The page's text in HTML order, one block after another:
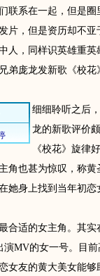
系在一起，但是圈
片，但是资历却不亚
人，同样识英雄重英
弟庞龙发新歌《校花
细细聆听之后
龙的新歌评价
《校花》旋律
角也甚为惊叹，称黄
她身上找到当年初恋
适的女主角。其实
MV的女一号。目
女友的黄大美女能够